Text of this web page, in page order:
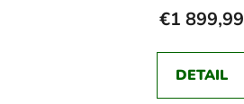
€1 899,99
DETAIL